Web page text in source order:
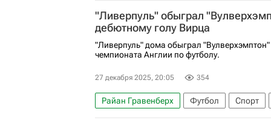
"Ливерпуль" обыграл
дебютному голу Вирца
"Ливерпуль" дома обыграл "Вулверхэмптон"
чемпионата Англии по футболу.
27 декабря 2025, 20:05 354
Райан Гравенберх Футбол
Спорт
Ливерпуль
АПЛ 2026-2027 (Чемпионат